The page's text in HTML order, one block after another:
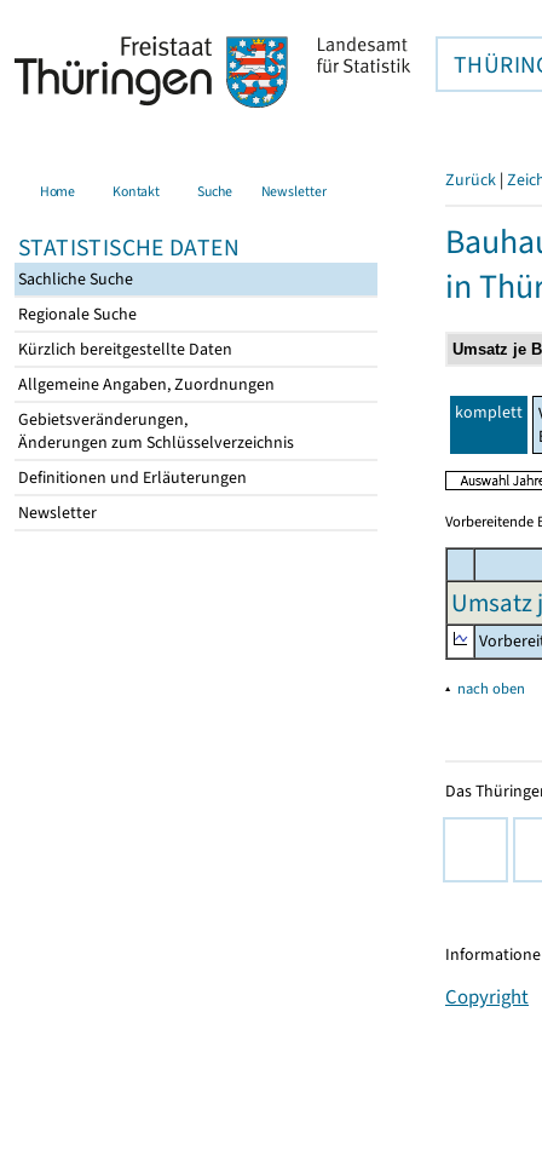
Home Kontakt Suche Newsletter
STATISTISCHE DATEN
Sachliche Suche
Regionale Suche
Kürzlich bereitgestellte Daten
Allgemeine Angaben, Zuordnungen
Gebietsveränderungen,
Änderungen zum Schlüsselverzeichnis
Definitionen und Erläuterungen
Newsletter
Zurück |
in
komplett
Vorbereitende
Umsatz
▴ nach oben
Das
Copyright